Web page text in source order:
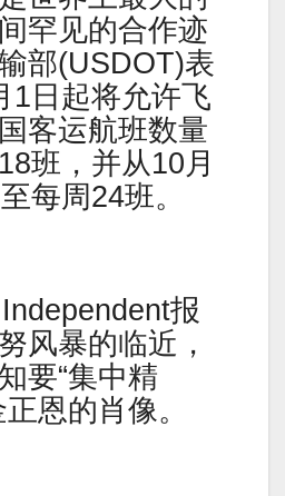
罕见的合作迹
部(USDOT)表
1日起将允许飞
客运航班数量
班，并从10月
每周24班。
报
风暴的临近，
要“集中精
恩的肖像。